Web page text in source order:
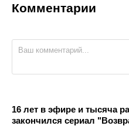
Комментарии
16 лет в эфире и тысяча
закончился сериал